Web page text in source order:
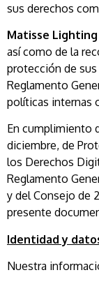
sus derechos
Matisse Lighting
así como de la
protección de
Reglamento
políticas internas
En cumplimiento
diciembre, de
los Derechos
Reglamento
y del Consejo de
presente
Identidad y
Nuestra